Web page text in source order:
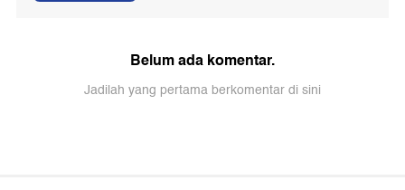
Belum ada komentar.
Jadilah yang pertama berkomentar di sini